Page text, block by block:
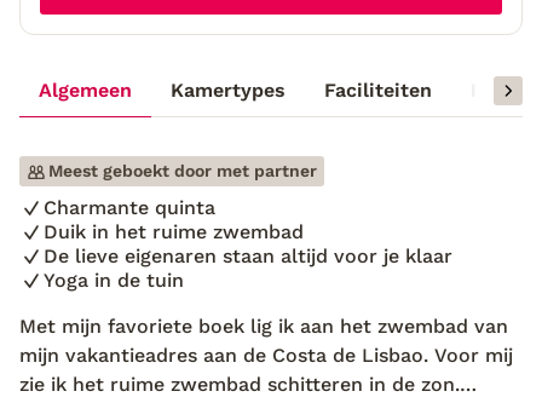
Algemeen Kamertypes Faciliteiten
Meest geboekt door met partner
Charmante quinta
Duik in het ruime zwembad
De lieve eigenaren staan altijd voor je klaar
Yoga in de tuin
Met mijn favoriete boek lig ik aan het zwembad van
mijn vakantieadres aan de Costa de Lisbao. Voor mij
zie ik het ruime zwembad schitteren in de zon.